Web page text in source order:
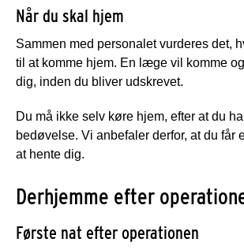
Når du skal hjem
Sammen med personalet vurderes det,
til at komme hjem. En læge vil komme
dig, inden du bliver udskrevet.
Du må ikke selv køre hjem, efter at du
bedøvelse. Vi anbefaler derfor, at du får
at hente dig.
Derhjemme efter
Første nat efter operationen